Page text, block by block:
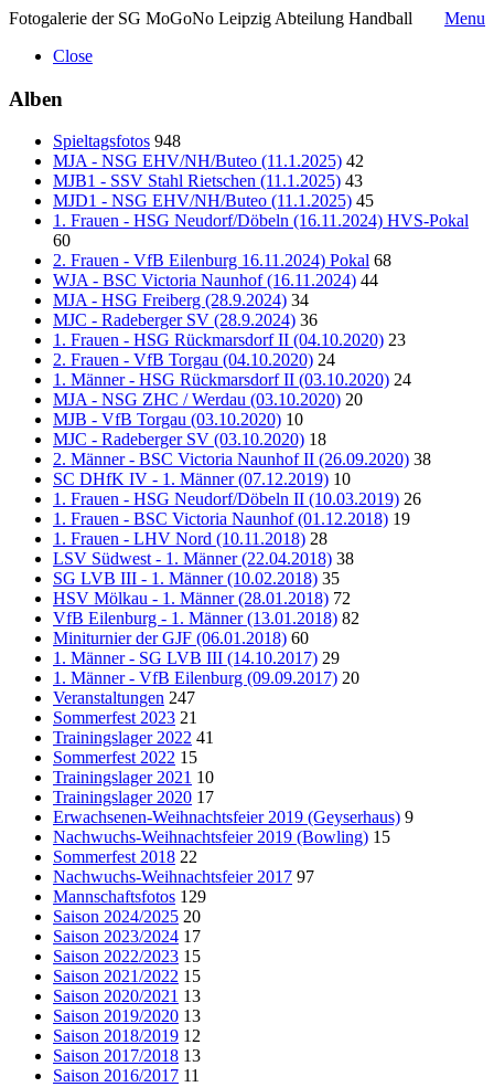
Fotogalerie der SG MoGoNo Leipzig Abteilung Handball
Menu
Close
Alben
Spieltagsfotos 948
MJA - NSG EHV/NH/Buteo (11.1.2025) 42
MJB1 - SSV Stahl Rietschen (11.1.2025) 43
MJD1 - NSG EHV/NH/Buteo (11.1.2025) 45
1. Frauen - HSG Neudorf/Döbeln (16.11.2024) HVS-Pokal
60
2. Frauen - VfB Eilenburg 16.11.2024) Pokal 68
WJA - BSC Victoria Naunhof (16.11.2024) 44
MJA - HSG Freiberg (28.9.2024) 34
MJC - Radeberger SV (28.9.2024) 36
1. Frauen - HSG Rückmarsdorf II (04.10.2020) 23
2. Frauen - VfB Torgau (04.10.2020) 24
1. Männer - HSG Rückmarsdorf II (03.10.2020) 24
MJA - NSG ZHC / Werdau (03.10.2020) 20
MJB - VfB Torgau (03.10.2020) 10
MJC - Radeberger SV (03.10.2020) 18
2. Männer - BSC Victoria Naunhof II (26.09.2020) 38
SC DHfK IV - 1. Männer (07.12.2019) 10
1. Frauen - HSG Neudorf/Döbeln II (10.03.2019) 26
1. Frauen - BSC Victoria Naunhof (01.12.2018) 19
1. Frauen - LHV Nord (10.11.2018) 28
LSV Südwest - 1. Männer (22.04.2018) 38
SG LVB III - 1. Männer (10.02.2018) 35
HSV Mölkau - 1. Männer (28.01.2018) 72
VfB Eilenburg - 1. Männer (13.01.2018) 82
Miniturnier der GJF (06.01.2018) 60
1. Männer - SG LVB III (14.10.2017) 29
1. Männer - VfB Eilenburg (09.09.2017) 20
Veranstaltungen 247
Sommerfest 2023 21
Trainingslager 2022 41
Sommerfest 2022 15
Trainingslager 2021 10
Trainingslager 2020 17
Erwachsenen-Weihnachtsfeier 2019 (Geyserhaus) 9
Nachwuchs-Weihnachtsfeier 2019 (Bowling) 15
Sommerfest 2018 22
Nachwuchs-Weihnachtsfeier 2017 97
Mannschaftsfotos 129
Saison 2024/2025 20
Saison 2023/2024 17
Saison 2022/2023 15
Saison 2021/2022 15
Saison 2020/2021 13
Saison 2019/2020 13
Saison 2018/2019 12
Saison 2017/2018 13
Saison 2016/2017 11